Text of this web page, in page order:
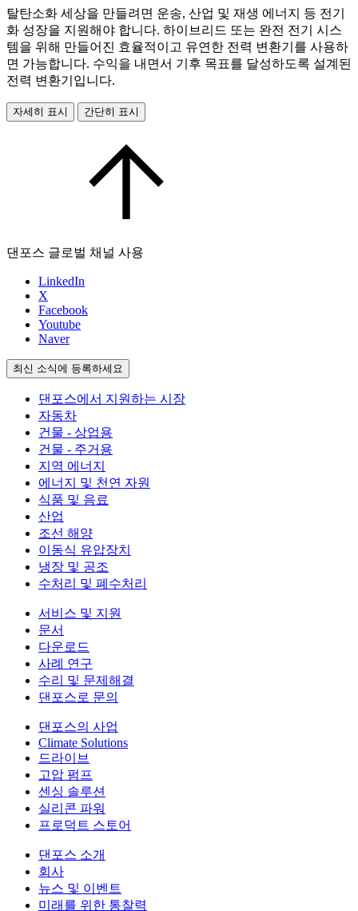
탈탄소화 세상을 만들려면 운송, 산업 및 재생 에너지 등 전기
화 성장을 지원해야 합니다. 하이브리드 또는 완전 전기 시스
템을 위해 만들어진 효율적이고 유연한 전력 변환기를 사용하
면 가능합니다. 수익을 내면서 기후 목표를 달성하도록 설계된
전력 변환기입니다.
자세히 표시 간단히 표시
댄포스 글로벌 채널 사용
LinkedIn
X
Facebook
Youtube
Naver
최신 소식에 등록하세요
댄포스에서 지원하는 시장
자동차
건물 - 상업용
건물 - 주거용
지역 에너지
에너지 및 천연 자원
식품 및 음료
산업
조선 해양
이동식 유압장치
냉장 및 공조
수처리 및 폐수처리
서비스 및 지원
문서
다운로드
사례 연구
수리 및 문제해결
댄포스로 문의
댄포스의 사업
Climate Solutions
드라이브
고압 펌프
센싱 솔루션
실리콘 파워
프로덕트 스토어
댄포스 소개
회사
뉴스 및 이벤트
미래를 위한 통찰력